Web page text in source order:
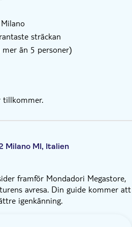
sträckan
än 5 personer)
tillkommer.
Milano MI, Italien
framför Mondadori Megastore,
avresa. Din guide kommer att
igenkänning.